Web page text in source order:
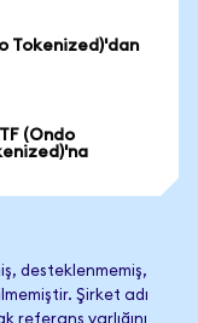
Tokenized)'dan
(Ondo
desteklenmemiş,
Şirket adı